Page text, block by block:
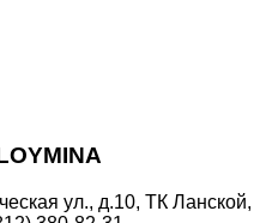
ул., д.10, ТК Ланской,